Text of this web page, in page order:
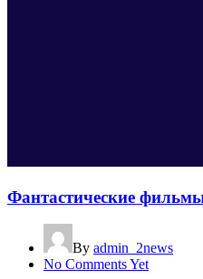
Фантастические
By admin_2news
No Comments Yet